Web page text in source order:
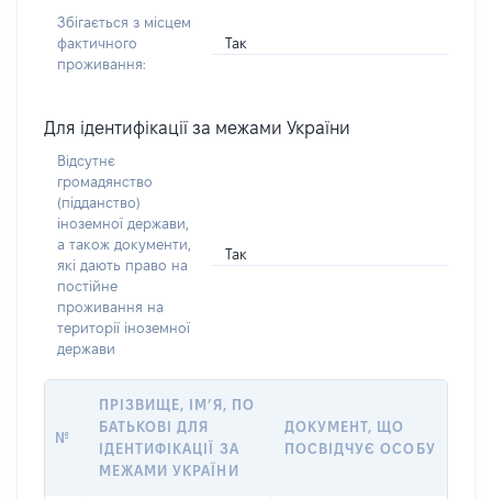
Збігається з місцем
фактичного
проживання:
Так
Для ідентифікації за межами України
Відсутнє
громадянство
(підданство)
іноземної держави,
а також документи,
які дають право на
постійне
проживання на
території іноземної
держави
Так
№
ПРІЗВИЩЕ, ІМ’Я, ПО
БАТЬКОВІ ДЛЯ
ІДЕНТИФІКАЦІЇ ЗА
МЕЖАМИ УКРАЇНИ
ДОКУМЕНТ, ЩО
ПОСВІДЧУЄ ОСОБУ